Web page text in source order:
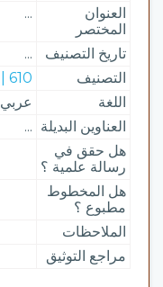
العنوان
المختصر
...
تاريخ التصنيف
...
التصنيف
610 | علوم طبية
اللغة
عربي
العناوين البديلة ...
هل حقق في
رسالة علمية ؟
هل المخطوط
مطبوع ؟
الملاحظات
مراجع التوثيق